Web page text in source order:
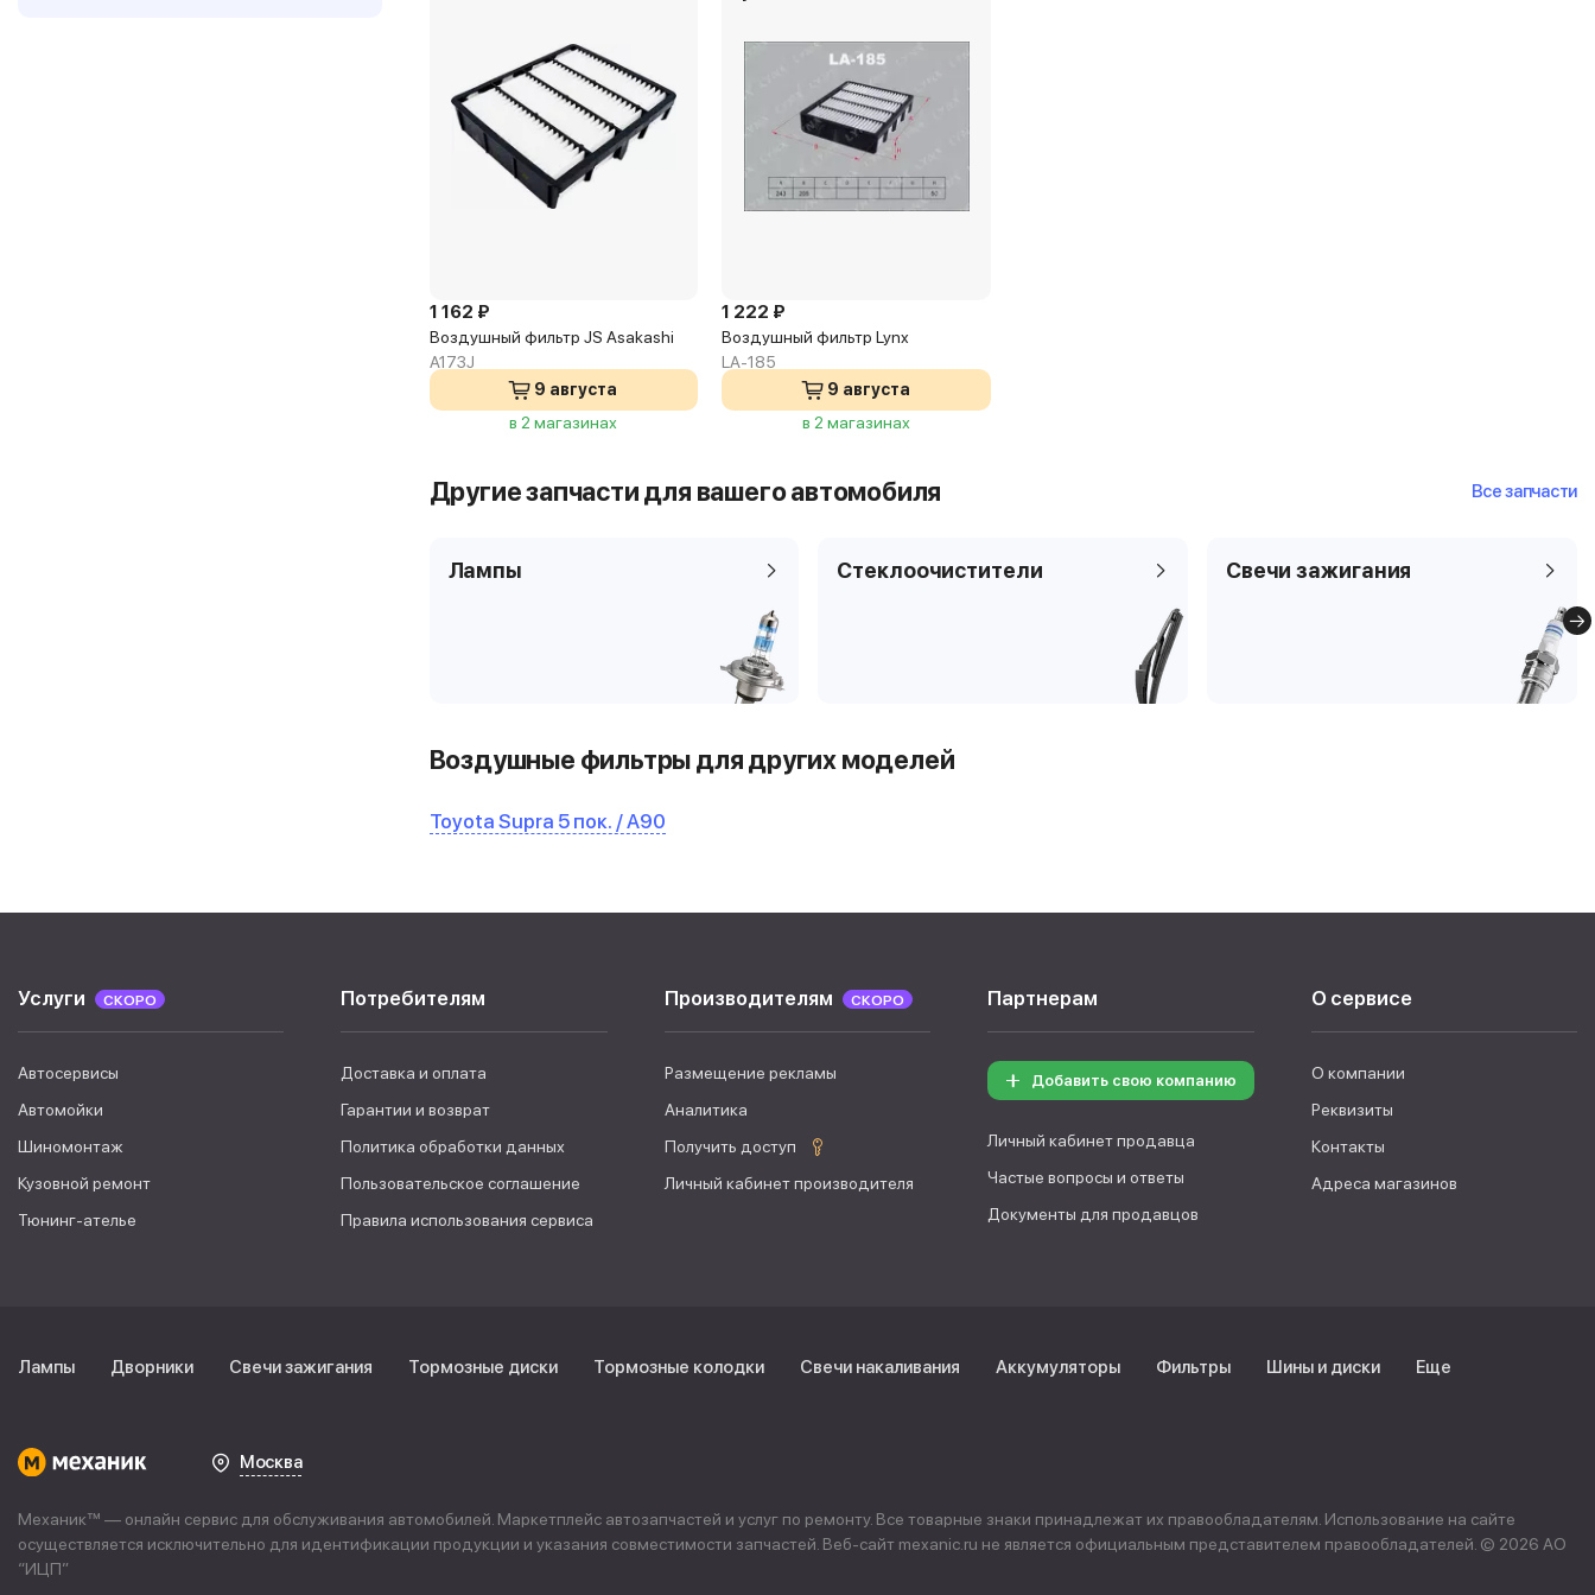
Тип платформы
купе
Код кузова
JZA80_, _A8_
1 162 ₽
Воздушный фильтр JS Asakashi
A173J
9 августа
в 2 магазинах
1 222 ₽
Воздушный фильтр Lynx
LA-185
9 августа
в 2 магазинах
Другие запчасти для вашего автомобиля Все запчасти
Лампы Стеклоочистители Свечи зажигания
Воздушные фильтры для других моделей
Toyota Supra 5 пок. / A90
Услуги СКОРО
Автосервисы
Автомойки
Шиномонтаж
Кузовной ремонт
Тюнинг-ателье
Потребителям
Доставка и оплата
Гарантии и возврат
Политика обработки данных
Пользовательское соглашение
Правила использования сервиса
Производителям СКОРО
Размещение рекламы
Аналитика
Получить доступ
Личный кабинет производителя
Партнерам
Добавить свою компанию
Личный кабинет продавца
Частые вопросы и ответы
Документы для продавцов
О сервисе
О компании
Реквизиты
Контакты
Адреса магазинов
Лампы Дворники Свечи зажигания Тормозные диски Тормозные колодки Свечи накаливания Аккумуляторы Фильтры Шины и диски Еще
Москва
Механик™ — онлайн сервис для обслуживания автомобилей. Маркетплейс автозапчастей и услуг по ремонту. Все товарные знаки принадлежат их правообладателям. Использование на сайте
осуществляется исключительно для идентификации продукции и указания совместимости запчастей. Веб-сайт mexanic.ru не является официальным представителем правообладателей. © 2026 АО
“ИЦП”